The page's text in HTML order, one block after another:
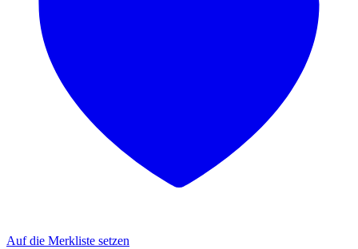
Auf die Merkliste setzen